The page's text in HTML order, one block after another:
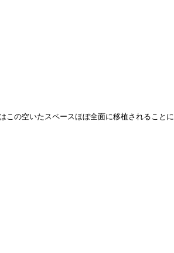
この空いたスペースほぼ全面に移植されることに